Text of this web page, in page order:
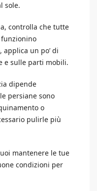
sole.
controlla che tutte
applica un po’ di
e sulle parti mobili.
dipende
persiane sono
o
pulirle più
mantenere le tue
condizioni per